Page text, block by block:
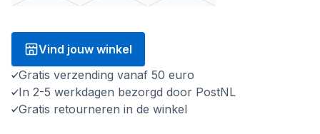
Vind jouw winkel
Gratis verzending vanaf 50 euro
In 2-5 werkdagen bezorgd door PostNL
Gratis retourneren in de winkel